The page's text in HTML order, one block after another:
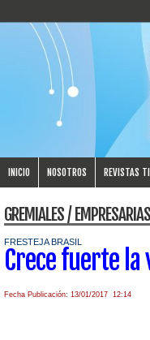
INICIO NOSOTROS REVISTAS
GREMIALES / EMPRESARIAS
FRESTEJA BRASIL
Crece fuerte la
Fecha Publicación: 13/01/2017 12:14